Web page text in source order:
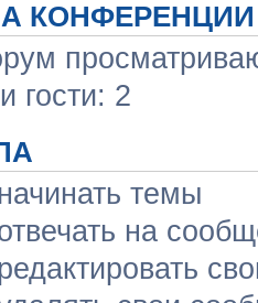
КОНФЕРЕНЦИИ
гости: 2
начинать темы
на